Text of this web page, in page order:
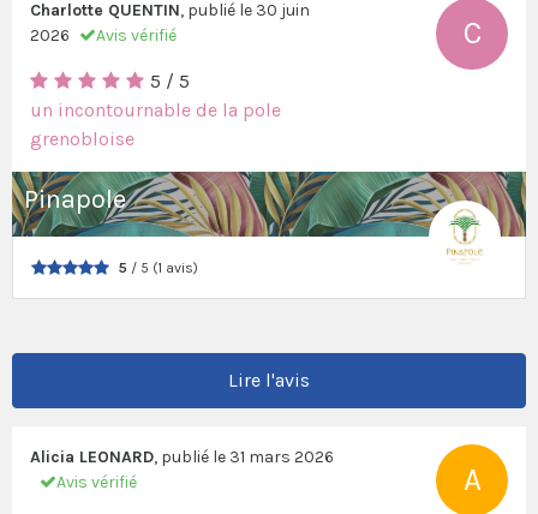
Charlotte QUENTIN, publié le 30 juin
2026
Avis vérifié
5 / 5
un incontournable de la pole
grenobloise
C
Pinapole
5 / 5 (1 avis)
Lire l'avis
Alicia LEONARD, publié le 31 mars 2026
Avis vérifié
A